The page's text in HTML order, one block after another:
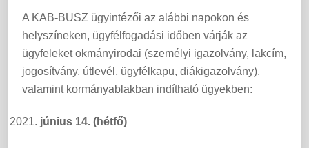
A KAB-BUSZ ügyintézői az alábbi napokon és
helyszíneken, ügyfélfogadási időben várják az
ügyfeleket okmányirodai (személyi igazolvány, lakcím,
jogosítvány, útlevél, ügyfélkapu, diákigazolvány),
valamint kormányablakban indítható ügyekben:
június 14. (hétfő)